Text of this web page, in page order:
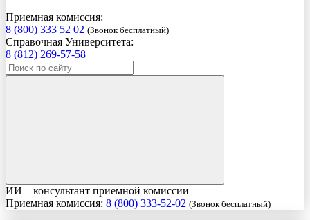
Приемная комиссия:
8 (800) 333 52 02 (Звонок бесплатный)
Справочная Университета:
8 (812) 269-57-58
ИИ – консультант приемной комиссии
Приемная комиссия: 8 (800) 333-52-02 (Звонок бесплатный)